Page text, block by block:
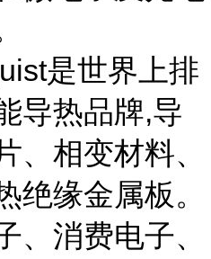
是世界上排
导热品牌,导
、相变材料、
绝缘金属板。
、消费电子、